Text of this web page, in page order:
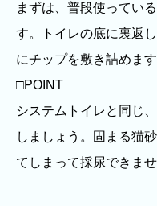
まずは、普段使ってい
す。トイレの底に裏返
にチップを敷き詰めます
□POINT
システムトイレと同じ
しましょう。固まる猫
てしまって採尿できませ